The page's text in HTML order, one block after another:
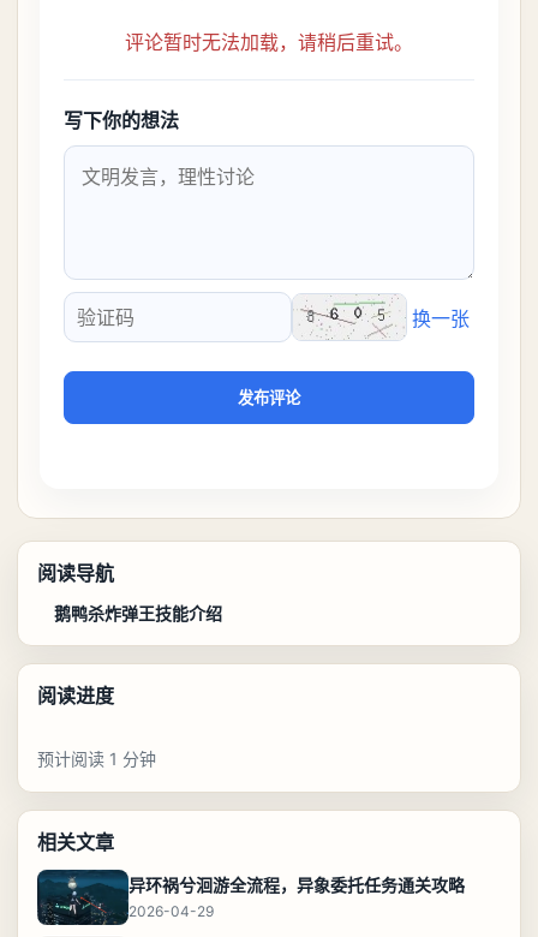
评论暂时无法加载，请稍后重试。
写下你的想法
验证码
换一张
发布评论
阅读导航
鹅鸭杀炸弹王技能介绍
阅读进度
预计阅读 1 分钟
相关文章
异环祸兮洄游全流程，异象委托任务通关攻略
2026-04-29